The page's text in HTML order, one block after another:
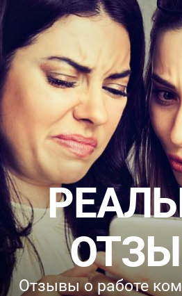
Отзывы о работе